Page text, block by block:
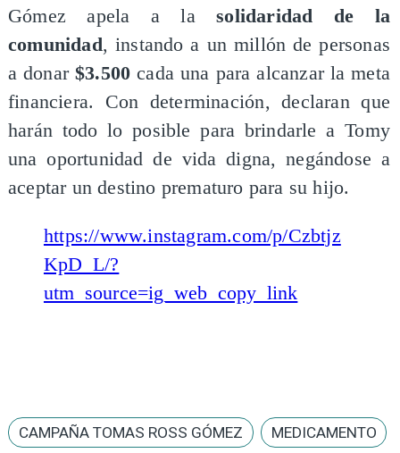
Gómez apela a lasolidaridad de la
comunidad, instando a un millón de personas
a donar$3.500cada una para alcanzar la meta
financiera. Con determinación, declaran que
harán todo lo posible para brindarle a Tomy
una oportunidad de vida digna, negándose a
aceptar un destino prematuro para su hijo.
https://www.instagram.com/p/Czbtjz
KpD_L/?
utm_source=ig_web_copy_link
CAMPAÑA TOMAS ROSS GÓMEZ MEDICAMENTO